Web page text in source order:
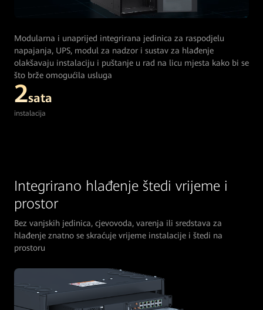
Modularna i unaprijed integrirana jedinica za raspodjelu
napajanja, UPS, modul za nadzor i sustav za hlađenje
olakšavaju instalaciju i puštanje u rad na licu mjesta kako bi se
što brže omogućila usluga
2sata
instalacija
Integrirano hlađenje štedi vrijeme i
prostor
Bez vanjskih jedinica, cjevovoda, varenja ili sredstava za
hlađenje znatno se skraćuje vrijeme instalacije i štedi na
prostoru